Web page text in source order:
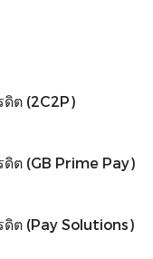
ต (2C2P)
ต (GB Prime Pay)
ต (Pay Solutions)